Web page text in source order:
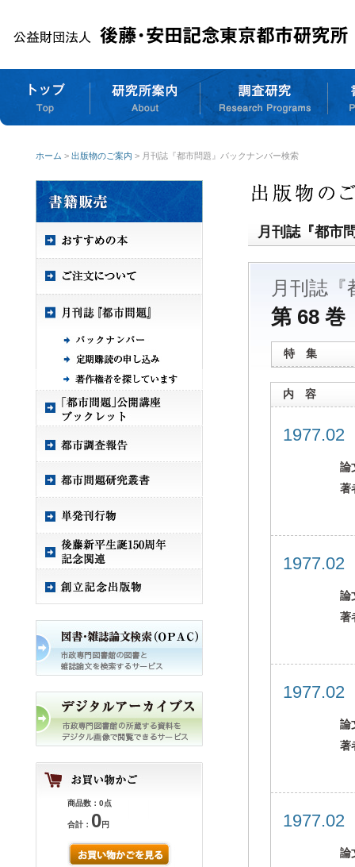
ホーム > 出版物のご案内 > 月刊誌『都市問題』バックナンバー検索
商品数：0点
合計： 0円
月刊誌『都市
月刊誌『
第 68
特 集
内 容
論
著
論
著
論
著
論